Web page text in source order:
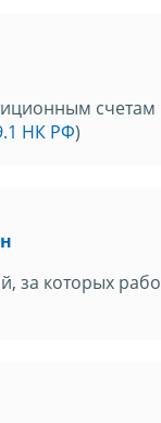
НК РФ)
за которых